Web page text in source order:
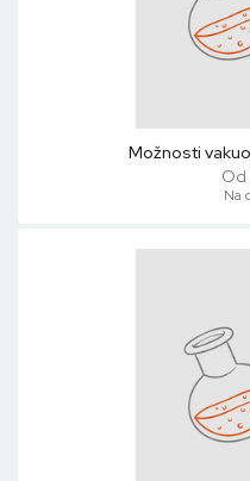
Možnosti
Od
Na